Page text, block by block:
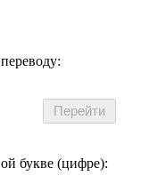
букве (цифре):